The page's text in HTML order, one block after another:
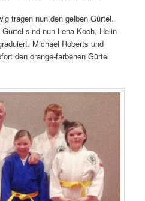
tragen nun den gelben Gürtel.
sind nun Lena Koch, Helin
Michael Roberts und
den orange-farbenen Gürtel